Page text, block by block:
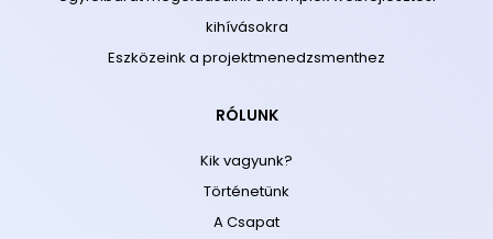
kihívásokra
Eszközeink a projektmenedzsmenthez
RÓLUNK
Kik vagyunk?
Történetünk
A Csapat